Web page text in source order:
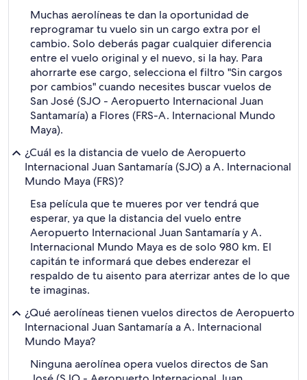
Muchas aerolíneas te dan la oportunidad de
reprogramar tu vuelo sin un cargo extra por el
cambio. Solo deberás pagar cualquier diferencia
entre el vuelo original y el nuevo, si la hay. Para
ahorrarte ese cargo, selecciona el filtro "Sin cargos
por cambios" cuando necesites buscar vuelos de
San José (SJO - Aeropuerto Internacional Juan
Santamaría) a Flores (FRS-A. Internacional Mundo
Maya).
¿Cuál es la distancia de vuelo de Aeropuerto
Internacional Juan Santamaría (SJO) a A. Internacional
Mundo Maya (FRS)?
Esa película que te mueres por ver tendrá que
esperar, ya que la distancia del vuelo entre
Aeropuerto Internacional Juan Santamaría y A.
Internacional Mundo Maya es de solo 980 km. El
capitán te informará que debes enderezar el
respaldo de tu aisento para aterrizar antes de lo que
te imaginas.
¿Qué aerolíneas tienen vuelos directos de Aeropuerto
Internacional Juan Santamaría a A. Internacional
Mundo Maya?
Ninguna aerolínea opera vuelos directos de San